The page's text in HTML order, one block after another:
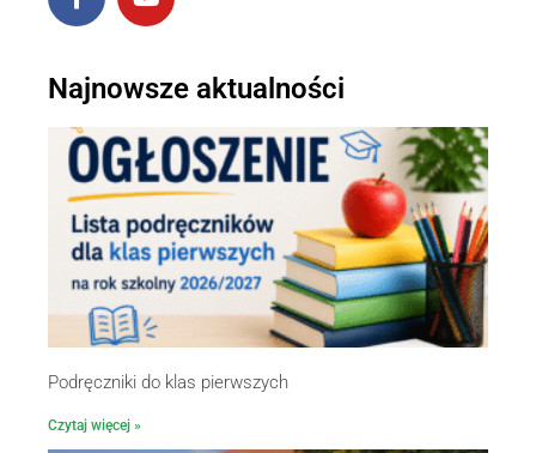
Najnowsze aktualności
Podręczniki do klas pierwszych
Czytaj więcej »